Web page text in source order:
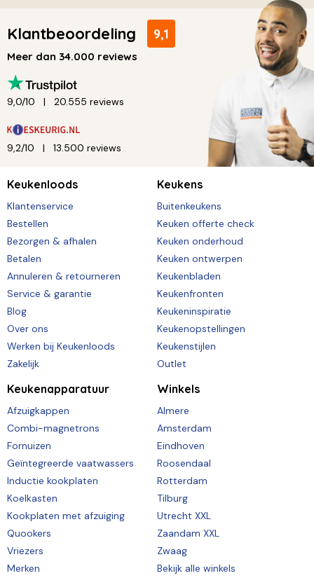
Klantbeoordeling 9,1
Meer dan 34.000 reviews
9,0/10 20.555 reviews
9,2/10 13.500 reviews
Keukenloods
Klantenservice
Bestellen
Bezorgen & afhalen
Betalen
Annuleren & retourneren
Service & garantie
Blog
Over ons
Werken bij Keukenloods
Zakelijk
Keukens
Buitenkeukens
Keuken offerte check
Keuken onderhoud
Keuken ontwerpen
Keukenbladen
Keukenfronten
Keukeninspiratie
Keukenopstellingen
Keukenstijlen
Outlet
Keukenapparatuur
Afzuigkappen
Combi-magnetrons
Fornuizen
Geïntegreerde vaatwassers
Inductie kookplaten
Koelkasten
Kookplaten met afzuiging
Quookers
Vriezers
Merken
Winkels
Almere
Amsterdam
Eindhoven
Roosendaal
Rotterdam
Tilburg
Utrecht XXL
Zaandam XXL
Zwaag
Bekijk alle winkels